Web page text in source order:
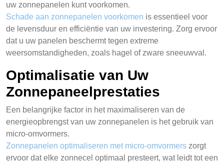
uw zonnepanelen kunt voorkomen.
Schade aan zonnepanelen voorkomen is essentieel voor
de levensduur en efficiëntie van uw investering. Zorg ervoor
dat u uw panelen beschermt tegen extreme
weersomstandigheden, zoals hagel of zware sneeuwval.
Optimalisatie van Uw
Zonnepaneelprestaties
Een belangrijke factor in het maximaliseren van de
energieopbrengst van uw zonnepanelen is het gebruik van
micro-omvormers.
Zonnepanelen optimaliseren met micro-omvormers zorgt
ervoor dat elke zonnecel optimaal presteert, wat leidt tot een